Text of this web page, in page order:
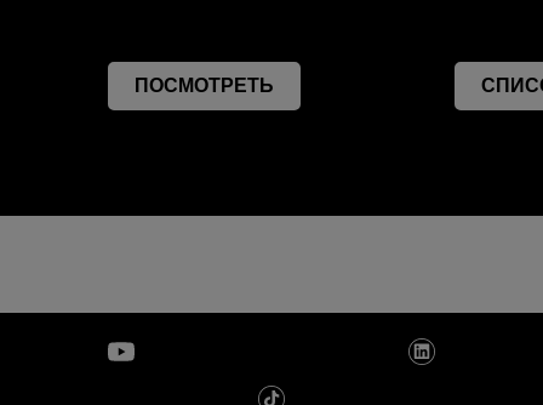
ПОСМОТРЕТЬ